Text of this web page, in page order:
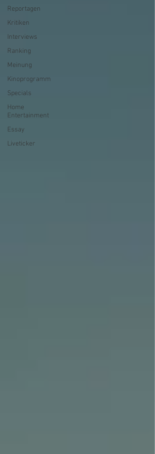
Reportagen
Kritiken
Interviews
Ranking
Meinung
Kinoprogramm
Specials
Home
Entertainment
Essay
Liveticker